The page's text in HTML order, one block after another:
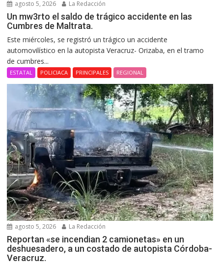
agosto 5, 2026 La Redacción
Un mw3rto el saldo de trágico accidente en las
Cumbres de Maltrata.
Este miércoles, se registró un trágico un accidente
automovilístico en la autopista Veracruz- Orizaba, en el tramo
de cumbres...
ESTATAL POLICIACA PRINCIPALES REGIONAL
agosto 5, 2026 La Redacción
Reportan «se incendian 2 camionetas» en un
deshuesadero, a un costado de autopista Córdoba-
Veracruz.